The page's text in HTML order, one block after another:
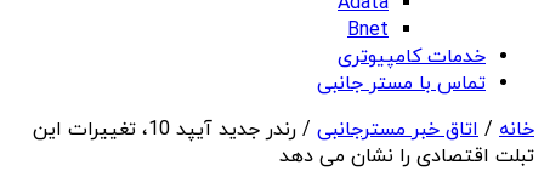
Bnet
خدمات کامپیوتری
تماس با مستر جانبی
خانه / اتاق خبر مسترجانبی
/ رندر جدید آیپد 10، تغییرات این
تبلت اقتصادی را نشان می دهد